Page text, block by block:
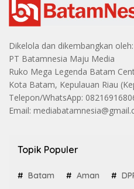
Dikelola dan dikembangkan oleh:
PT Batamnesia Maju Media
Ruko Mega Legenda Batam
Kota Batam, Kepulauan Riau
Telepon/WhatsApp:
Email:
Topik Populer
Batam Aman